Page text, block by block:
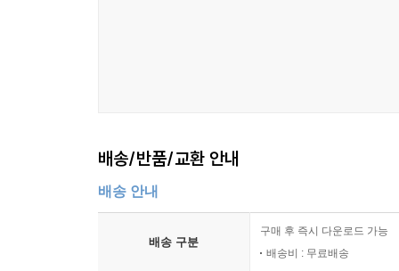
제6장 인성과 품격이 성공을 완성한다 157
01. 공부보다 먼저 인성을 가르쳐라 159
02. 정직은 최고의 경쟁력이다 161
03. 책임감을 길러주는 교육 163
배송/반품/교환 안내
배송 안내
배송 구분
구매 후 즉시 다운로드 가능
배송비 : 무료배송